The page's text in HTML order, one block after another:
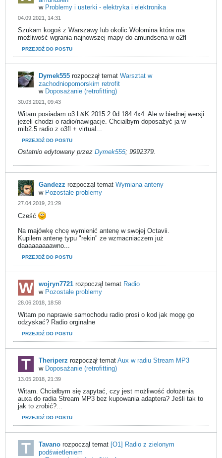
w Problemy i usterki - elektryka i elektronika
04.09.2021, 14:31
Szukam kogoś z Warszawy lub okolic Wołomina która ma
możliwość wgrania najnowszej mapy do amundsena w o2fl
PRZEJDŹ DO POSTU
Dymek555 rozpoczął temat Warsztat w
zachodniopomorskim retrofit
w Doposażanie (retrofitting)
30.03.2021, 09:43
Witam posiadam o3 L&K 2015 2.0d 184 4x4. Ale w biednej wersji
jezeli chodzi o radio/nawigacje. Chcialbym doposażyć ja w
mib2.5 radio z o3fl + virtual...
PRZEJDŹ DO POSTU
Ostatnio edytowany przez Dymek555; 9992379.
Gandezz rozpoczął temat Wymiana anteny
w Pozostałe problemy
27.04.2019, 21:29
Cześć
Na majówkę chcę wymienić antenę w swojej Octavii.
Kupiłem antenę typu "rekin" ze wzmacniaczem już
daaaaaaaaawno...
PRZEJDŹ DO POSTU
wojryn7721 rozpoczął temat Radio
w Pozostałe problemy
28.06.2018, 18:58
Witam po naprawie samochodu radio prosi o kod jak mogę go
odzyskać? Radio orginalne
PRZEJDŹ DO POSTU
Theriperz rozpoczął temat Aux w radiu Stream MP3
w Doposażanie (retrofitting)
13.05.2018, 21:39
Witam. Chciałbym się zapytać, czy jest możliwość dołożenia
auxa do radia Stream MP3 bez kupowania adaptera? Jeśli tak to
jak to zrobić?...
PRZEJDŹ DO POSTU
Tavano rozpoczął temat [O1] Radio z zielonym
podświetleniem